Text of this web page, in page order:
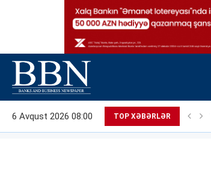
6 Avqust 2026 08:00 TOP XƏBƏRLƏR